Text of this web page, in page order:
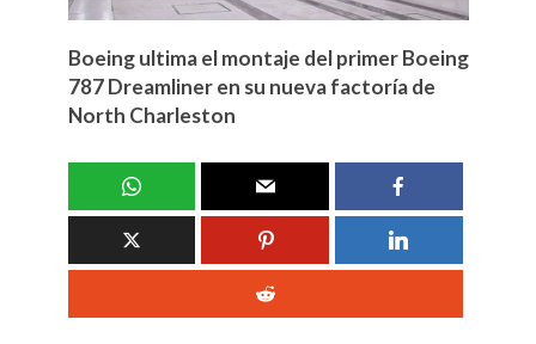
Boeing ultima el montaje del primer Boeing
787 Dreamliner en su nueva factoría de
North Charleston